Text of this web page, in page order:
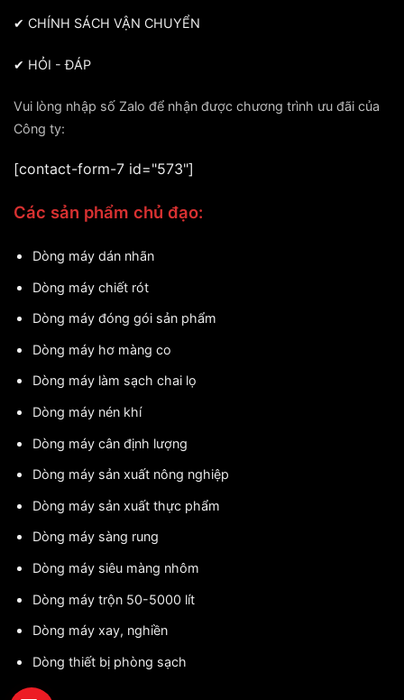
✔ CHÍNH SÁCH VẬN CHUYỂN
✔ HỎI - ĐÁP
Vui lòng nhập số Zalo để nhận được chương trình ưu đãi của
Công ty:
[contact-form-7 id="573"]
Các sản phẩm chủ đạo:
Dòng máy dán nhãn
Dòng máy chiết rót
Dòng máy đóng gói sản phẩm
Dòng máy hơ màng co
Dòng máy làm sạch chai lọ
Dòng máy nén khí
Dòng máy cân định lượng
Dòng máy sản xuất nông nghiệp
Dòng máy sản xuất thực phẩm
Dòng máy sàng rung
Dòng máy siêu màng nhôm
Dòng máy trộn 50-5000 lít
Dòng máy xay, nghiền
Dòng thiết bị phòng sạch